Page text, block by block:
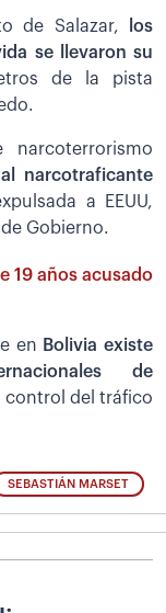
de Salazar,
los
se llevaron su
de la pista
narcotraficante
a EEUU,
Gobierno.
19 años acusado
en Bolivia existe
de
control del tráfico
SEBASTIÁN MARSET